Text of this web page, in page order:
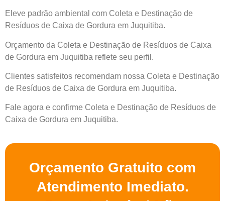
Eleve padrão ambiental com Coleta e Destinação de
Resíduos de Caixa de Gordura em Juquitiba.
Orçamento da Coleta e Destinação de Resíduos de Caixa
de Gordura em Juquitiba reflete seu perfil.
Clientes satisfeitos recomendam nossa Coleta e Destinação
de Resíduos de Caixa de Gordura em Juquitiba.
Fale agora e confirme Coleta e Destinação de Resíduos de
Caixa de Gordura em Juquitiba.
Orçamento Gratuito com
Atendimento Imediato.